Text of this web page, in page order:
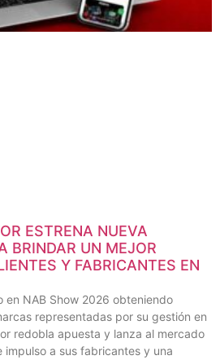
ESTRENA NUEVA
BRINDAR UN MEJOR
Y FABRICANTES EN
en NAB Show 2026 obteniendo
representadas por su gestión en
redobla apuesta y lanza al mercado
a sus fabricantes y una